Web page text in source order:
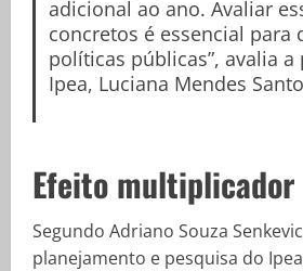
adicional ao ano. Avaliar
concretos é essencial para
políticas públicas”, avalia
Ipea, Luciana Mendes
Efeito multiplicador
Segundo Adriano Souza
planejamento e pesquisa do